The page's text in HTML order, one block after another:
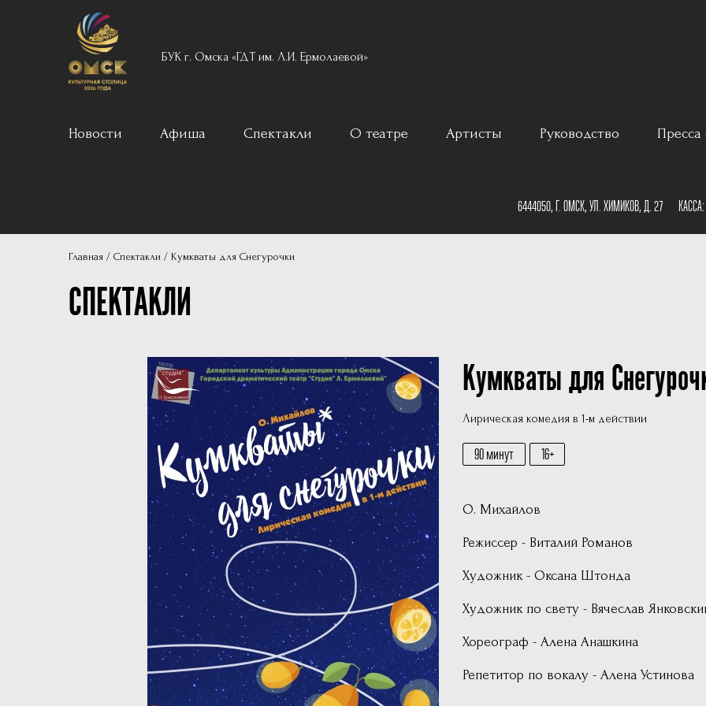
БУК г. Омска «ГДТ им. Л.И. Ермолаевой»
Новости Афиша Спектакли О театре
Фотографии
Учредители
Нам 30 лет
Артисты Руководство Пресса
6444050, Г. ОМСК, УЛ. ХИМИКОВ, Д. 27 КАССА:
Главная Спектакли Кумкваты для Снегурочки
СПЕКТАКЛИ
Кумкваты для
Лирическая комедия в 1-м действии
90 минут 16
О. Михайлов
Режиссер - Виталий Романов
Художник - Оксана Штонда
Художник по свету - Вячеслав
Хореограф - Алена Анашкина
Репетитор по вокалу - Алена Устинова